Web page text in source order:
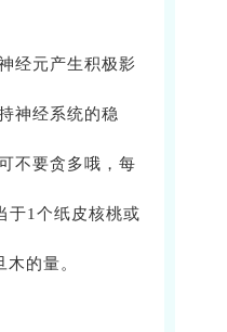
经元产生积极影
神经系统的稳
不要贪多哦，每
于1个纸皮核桃或
的量。